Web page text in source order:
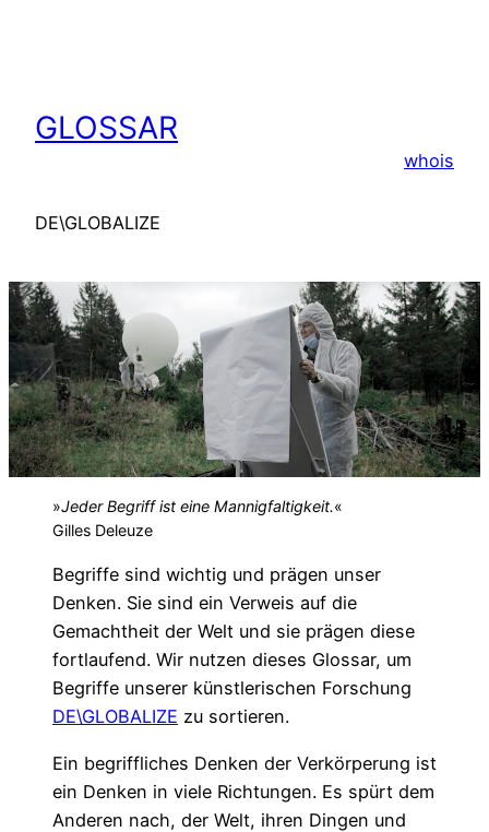
GLOSSAR
DE\GLOBALIZE
whois
»Jeder Begriff ist eine Mannigfaltigkeit.«
Gilles Deleuze
Begriffe sind wichtig und prägen unser
Denken. Sie sind ein Verweis auf die
Gemachtheit der Welt und sie prägen diese
fortlaufend. Wir nutzen dieses Glossar, um
Begriffe unserer künstlerischen Forschung
DE\GLOBALIZE zu sortieren.
Ein begriffliches Denken der Verkörperung ist
ein Denken in viele Richtungen. Es spürt dem
Anderen nach, der Welt, ihren Dingen und